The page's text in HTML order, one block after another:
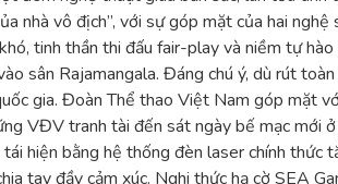
nhà vô địch”, với sự góp mặt của hai
tinh thần thi đấu fair-play và niềm tự
sân Rajamangala. Đáng chú ý, dù rút
gia. Đoàn Thể thao Việt Nam góp mặt
VĐV tranh tài đến sát ngày bế mạc mới
hiện bằng hệ thống đèn laser chính thức
tay đầy cảm xúc. Nghi thức hạ cờ SEA